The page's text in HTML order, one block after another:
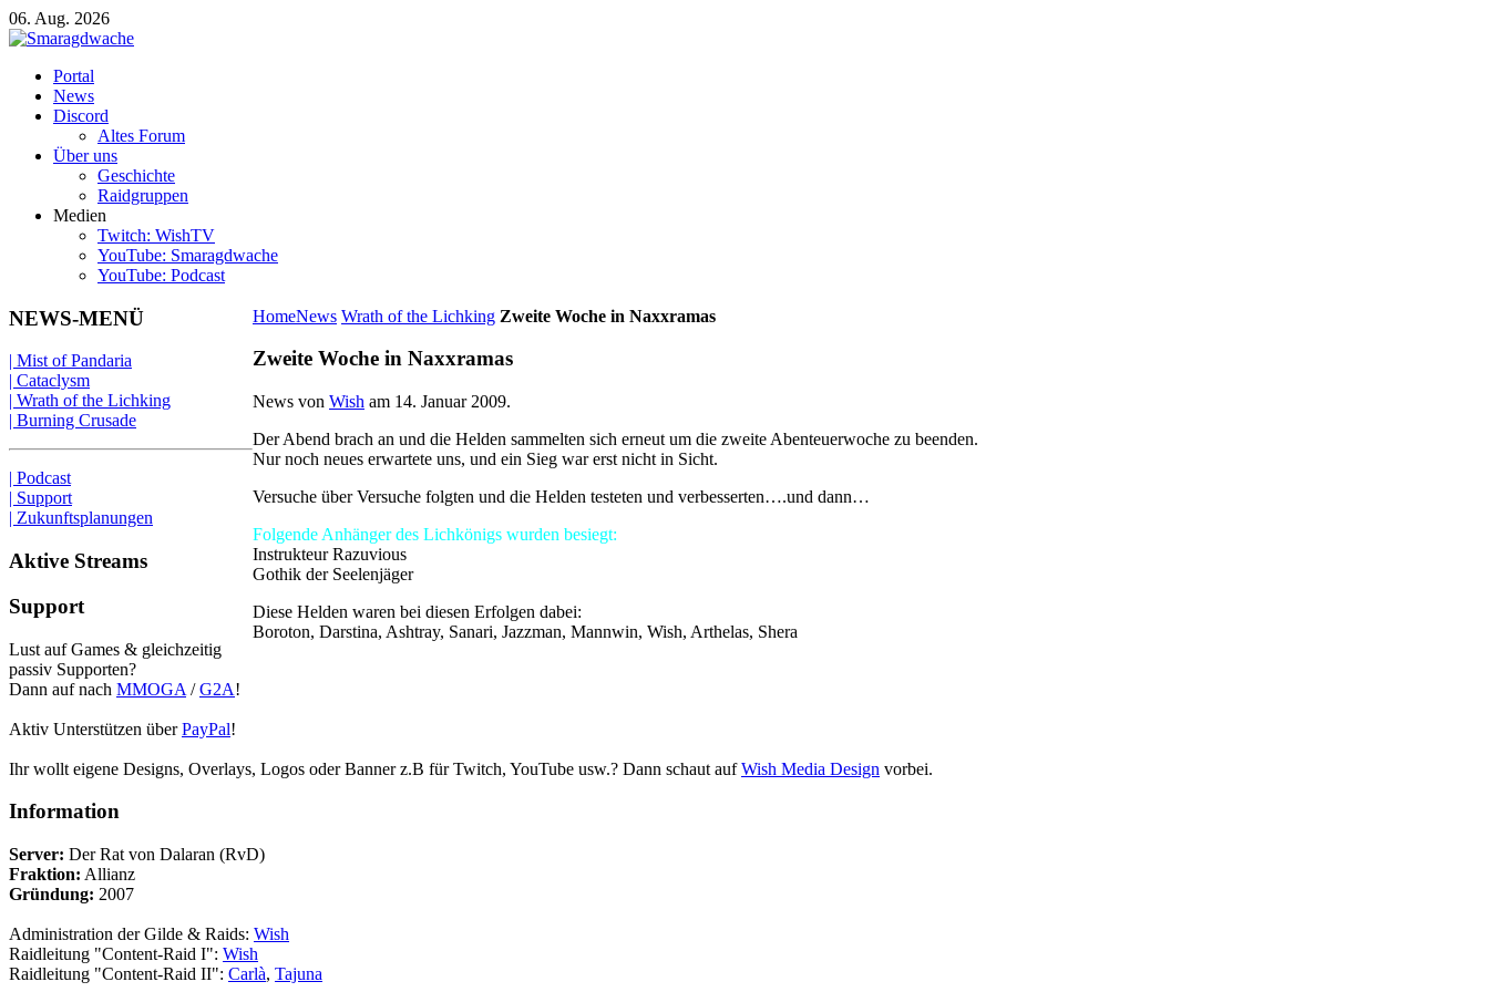
06. Aug. 2026
Portal
News
Discord
Altes Forum
Über uns
Geschichte
Raidgruppen
Medien
Twitch: WishTV
YouTube: Smaragdwache
YouTube: Podcast
HomeNews Wrath of the Lichking Zweite Woche in Naxxramas
Zweite Woche in Naxxramas
News von Wish am 14. Januar 2009.
Der Abend brach an und die Helden sammelten sich erneut um die zweite Abenteuerwoche zu beenden.
Nur noch neues erwartete uns, und ein Sieg war erst nicht in Sicht.
Versuche über Versuche folgten und die Helden testeten und verbesserten….und dann…
Folgende Anhänger des Lichkönigs wurden besiegt:
Instrukteur Razuvious
Gothik der Seelenjäger
Diese Helden waren bei diesen Erfolgen dabei:
Boroton, Darstina, Ashtray, Sanari, Jazzman, Mannwin, Wish, Arthelas, Shera
NEWS-MENÜ
| Mist of Pandaria
| Cataclysm
| Wrath of the Lichking
| Burning Crusade
| Podcast
| Support
| Zukunftsplanungen
Aktive Streams
Support
Lust auf Games & gleichzeitig
passiv Supporten?
Dann auf nach MMOGA /G2A!
Aktiv Unterstützen überPayPal!
Ihr wollt eigene Designs, Overlays, Logos oder Banner z.B für Twitch, YouTube usw.? Dann schaut aufWish Media Design vorbei.
Information
Server: Der Rat von Dalaran (RvD)
Fraktion: Allianz
Gründung: 2007
Administration der Gilde & Raids: Wish
Raidleitung "Content-Raid I": Wish
Raidleitung "Content-Raid II": Carlà, Tajuna